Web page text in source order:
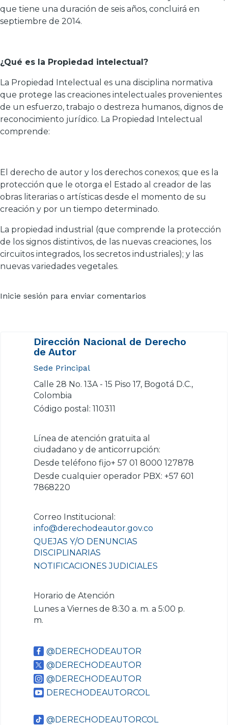
que tiene una duración de seis años, concluirá en
septiembre de 2014.
¿Qué es la Propiedad intelectual?
La Propiedad Intelectual es una disciplina normativa
que protege las creaciones intelectuales provenientes
de un esfuerzo, trabajo o destreza humanos, dignos de
reconocimiento jurídico. La Propiedad Intelectual
comprende:
El derecho de autor y los derechos conexos; que es la
protección que le otorga el Estado al creador de las
obras literarias o artísticas desde el momento de su
creación y por un tiempo determinado.
La propiedad industrial (que comprende la protección
de los signos distintivos, de las nuevas creaciones, los
circuitos integrados, los secretos industriales); y las
nuevas variedades vegetales.
Inicie sesión para enviar comentarios
Dirección Nacional de Derecho
de Autor
Sede Principal
Calle 28 No. 13A - 15 Piso 17, Bogotá D.C.,
Colombia
Código postal: 110311
Línea de atención gratuita al
ciudadano y de anticorrupción:
Desde teléfono fijo+ 57 01 8000 127878
Desde cualquier operador PBX: +57 601
7868220
Correo Institucional:
info@derechodeautor.gov.co
QUEJAS Y/O DENUNCIAS
DISCIPLINARIAS
NOTIFICACIONES JUDICIALES
Horario de Atención
Lunes a Viernes de 8:30 a. m. a 5:00 p.
m.
@DERECHODEAUTOR
@DERECHODEAUTOR
@DERECHODEAUTOR
DERECHODEAUTORCOL
@DERECHODEAUTORCOL